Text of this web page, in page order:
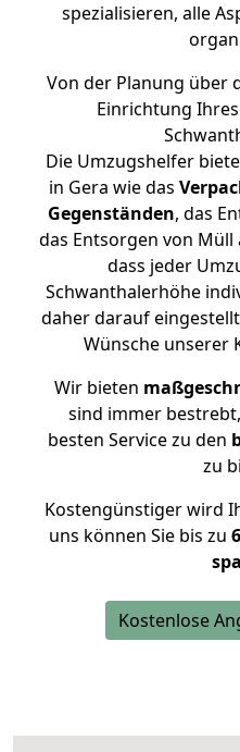
spezialisieren, alle
Von der Planung über
Einrichtung
Die Umzugshelfer
in Gera wie das
Gegenständen, das
das Entsorgen von Müll
dass jeder
Schwanthalerhöhe
daher darauf
Wünsche unserer
Wir bieten
sind immer
besten Service zu den
zu
Kostengünstiger wird
uns können Sie bis zu
Kostenlose